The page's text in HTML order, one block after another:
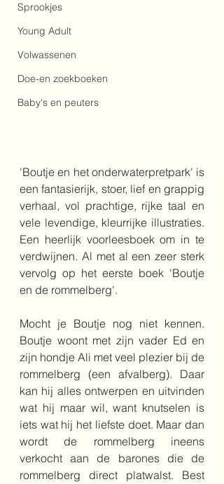
Sprookjes
Young Adult
Volwassenen
Doe-en zoekboeken
Baby's en peuters
'Boutje en het onderwaterpretpark' is
een fantasierijk, stoer, lief en grappig
verhaal, vol prachtige, rijke taal en
vele levendige, kleurrijke illustraties.
Een heerlijk voorleesboek om in te
verdwijnen. Al met al een zeer sterk
vervolg op het eerste boek 'Boutje
en de rommelberg'.
Mocht je Boutje nog niet kennen.
Boutje woont met zijn vader Ed en
zijn hondje Ali met veel plezier bij de
rommelberg (een afvalberg). Daar
kan hij alles ontwerpen en uitvinden
wat hij maar wil, want knutselen is
iets wat hij het liefste doet. Maar dan
wordt de rommelberg ineens
verkocht aan de barones die de
rommelberg direct platwalst. Best